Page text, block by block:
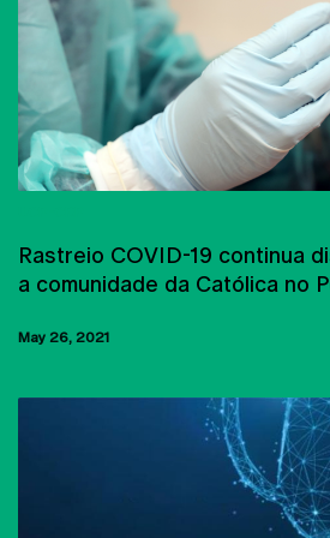
Rastreio COVID-19 continua
a comunidade da Católica no
May 26, 2021